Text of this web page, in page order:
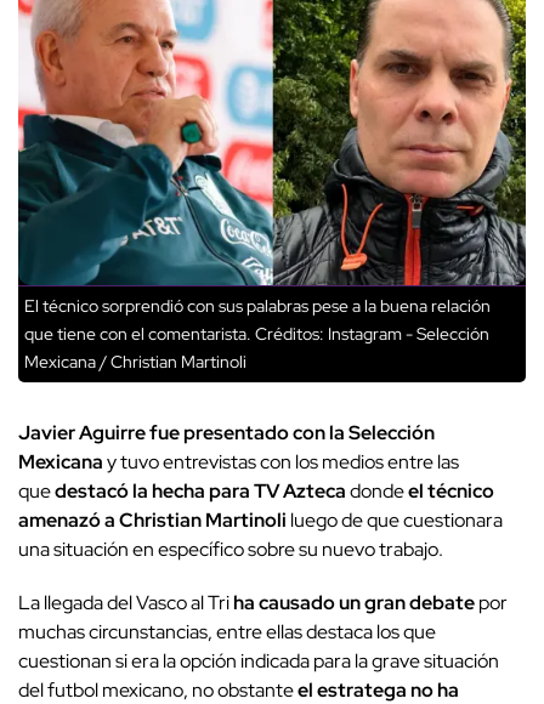
El técnico sorprendió con sus palabras pese a la buena relación
que tiene con el comentarista. Créditos: Instagram - Selección
Mexicana / Christian Martinoli
Javier Aguirre fue presentado con la Selección
Mexicanay tuvo entrevistas con los medios entre las
quedestacó la hecha para TV Aztecadondeel técnico
amenazó a Christian Martinoli luego de que cuestionara
una situación en específico sobre su nuevo trabajo.
La llegada del Vasco al Triha causado un gran debatepor
muchas circunstancias, entre ellas destaca los que
cuestionan si era la opción indicada para la grave situación
del futbol mexicano, no obstanteel estratega no ha